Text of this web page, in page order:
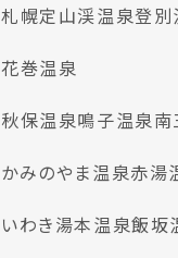
札幌定山渓温泉登別
花巻温泉
秋保温泉鳴子温泉南
かみのやま温泉赤湯
いわき湯本温泉飯坂